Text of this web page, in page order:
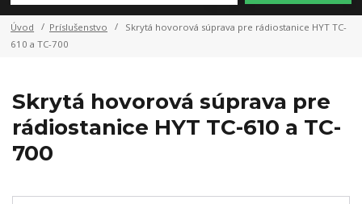
Úvod Príslušenstvo
Skrytá hovorová súprava pre rádiostanice HYT TC-
610 a TC-700
Skrytá hovorová súprava pre
rádiostanice HYT TC-610 a TC-
700